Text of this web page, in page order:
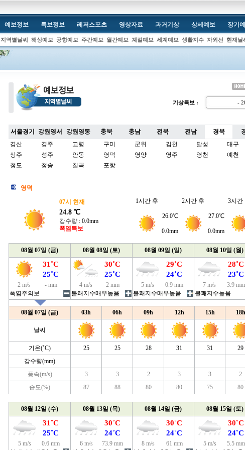
예보정보 특보정보 레저스포츠 영상자료 과거기상 상세예보 장기
지역별날씨 해상예보 공항예보 주간예보 월간예보 계절예보 세계예보 생활지수 자외선 현재날
기상특보 : -
서울경기 강원영서 강원영동 충북 충남 전북 전남 경북
경산
경주 고령 구미 군위 김천 달성 대구
상주
성주 안동 영덕 영양 영주 영천 예천
청도
청송 칠곡 포항
영덕
07시 현재
24.8 ℃
강수량 : 0.0mm
폭염특보
1시간 후
26.0℃
0.0mm
2시간 후
27.0℃
0.0mm
3시간
08월 07일 (금) 08월 08일 (토) 08월 09일 (일) 08월 10일 (월)
31˚C
25˚C
2 m/s
- mm
폭염주의보
30˚C
25˚C
4 m/s
2 mm
불쾌지수매우높음
29˚C
24˚C
5 m/s
0.9 mm
불쾌지수매우높음
28˚C
23˚C
7 m/s
3.9 mm
불쾌지수높음
08월 07일 (금) 03h 06h 09h 12h 15h 18h
날씨
기온(˚C) 25 25 28 31 31 29
강수량(mm)
풍속(m/s)
3 3 2 3 3 2
습도(%)
87 88 80 80 75 80
08월 12일 (수) 08월 13일 (목) 08월 14일 (금) 08월 15일 (토)
31˚C
25˚C
5 m/s
0.6 mm
30˚C
24˚C
6 m/s
73.9 mm
30˚C
24˚C
8 m/s
61 mm
30˚C
24˚C
5 m/s
5.5 mm